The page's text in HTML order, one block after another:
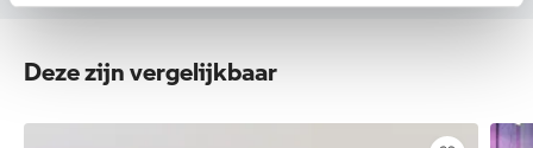
Deze zijn vergelijkbaar